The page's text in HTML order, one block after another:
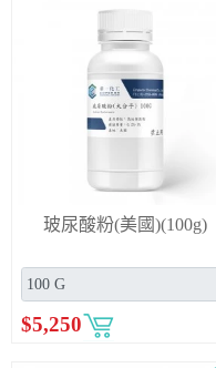
玻尿酸粉(美國)(100g)
$5,250